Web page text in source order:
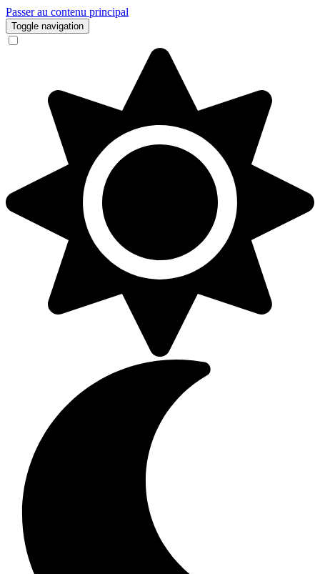
Passer au contenu principal
Toggle navigation